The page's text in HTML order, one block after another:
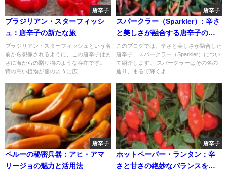
唐辛子
ブラジリアン・スターフィッシ
ュ：唐辛子の新たな旅
ブラジリアン・スターフィッシュという名
前から想像されるように、この唐辛子はま
さに海からの贈り物のような存在です。
背の高い植物が蔓のように広...
唐辛子
スパークラー（Sparkler）: 辛さ
と美しさが融合する唐辛子の魅
力
このブログでは、辛さと美しさが融合した
唐辛子、スパークラー（Sparkler）につい
て紹介します。 スパークラーはその名の
通り、まるで輝くよ...
唐辛子
ペルーの秘密兵器：アヒ・アマ
リージョの魅力と活用法
唐辛子
ホットペーパー・ランタン：辛
さと甘さの絶妙なバランスを楽